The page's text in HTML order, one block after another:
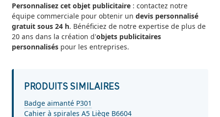
Personnalisez cet objet publicitaire : contactez notre
équipe commerciale pour obtenir un devis personnalisé
gratuit sous 24 h. Bénéficiez de notre expertise de plus de
20 ans dans la création d'objets publicitaires
personnalisés pour les entreprises.
PRODUITS SIMILAIRES
Badge aimanté P301
Cahier à spirales A5 Liège B6604